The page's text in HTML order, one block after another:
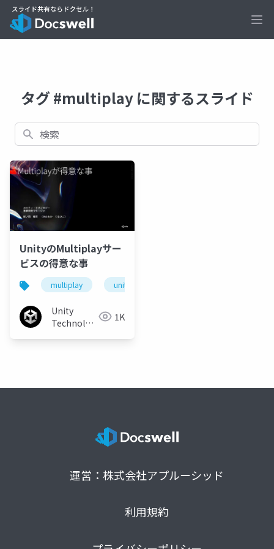
タグ #multiplay に関するスライド
検索
UnityのMultiplayサー
ビスの得意な事
multiplay unity
Unity
Technologies 1K
運営：株式会社アプルーシッド
利用規約